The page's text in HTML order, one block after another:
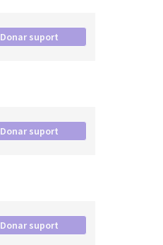
Donar suport
Donar suport
Donar suport